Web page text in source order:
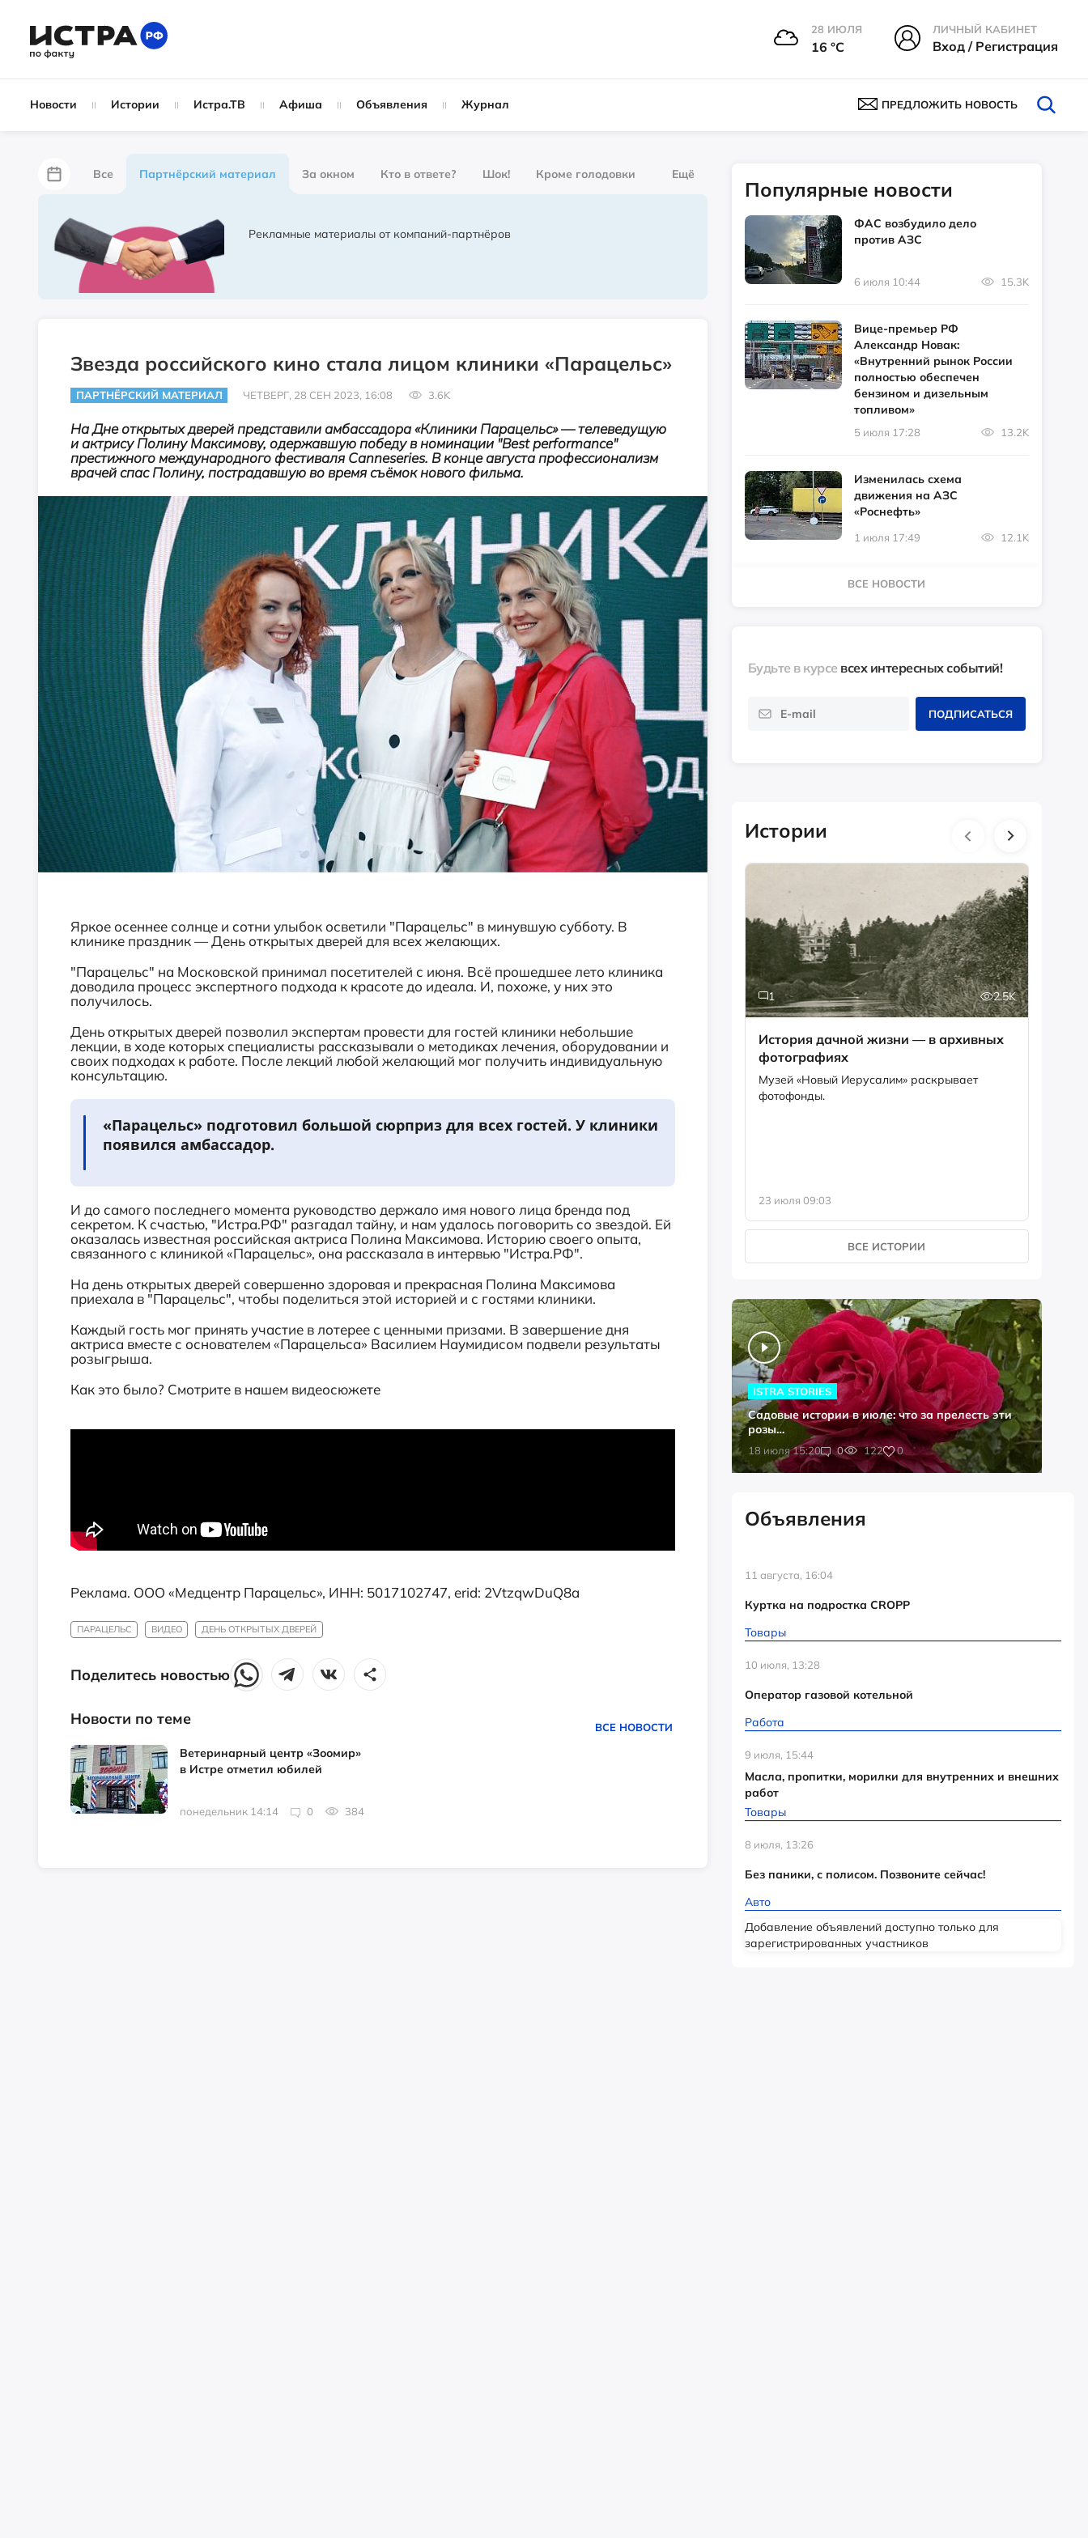
28 ИЮЛЯ
16 °С
ЛИЧНЫЙ КАБИНЕТ
Вход / Регистрация
Новости Истории Истра.ТВ Афиша Объявления Журнал ПРЕДЛОЖИТЬ НОВОСТЬ
Все Партнёрский материал За окном Кто в ответе? Шок! Кроме голодовки
Народные новости Слухи
Ещё
Рекламные материалы от компаний-партнёров
Звезда российского кино стала лицом клиники «Парацельс»
ПАРТНЁРСКИЙ МАТЕРИАЛ ЧЕТВЕРГ, 28 СЕН 2023, 16:08 3.6K
На Дне открытых дверей представили амбассадора «Клиники Парацельс» — телеведущую
и актрису Полину Максимову, одержавшую победу в номинации "Best performance"
престижного международного фестиваля Canneseries. В конце августа профессионализм
врачей спас Полину, пострадавшую во время съёмок нового фильма.
Яркое осеннее солнце и сотни улыбок осветили "Парацельс" в минувшую субботу. В
клинике праздник — День открытых дверей для всех желающих.
"Парацельс" на Московской принимал посетителей с июня. Всё прошедшее лето клиника
доводила процесс экспертного подхода к красоте до идеала. И, похоже, у них это
получилось.
День открытых дверей позволил экспертам провести для гостей клиники небольшие
лекции, в ходе которых специалисты рассказывали о методиках лечения, оборудовании и
своих подходах к работе. После лекций любой желающий мог получить индивидуальную
консультацию.
«Парацельс» подготовил большой сюрприз для всех гостей. У клиники
появился амбассадор.
И до самого последнего момента руководство держало имя нового лица бренда под
секретом. К счастью, "Истра.РФ" разгадал тайну, и нам удалось поговорить со звездой. Ей
оказалась известная российская актриса Полина Максимова. Историю своего опыта,
связанного с клиникой «Парацельс», она рассказала в интервью "Истра.РФ".
На день открытых дверей совершенно здоровая и прекрасная Полина Максимова
приехала в "Парацельс", чтобы поделиться этой историей и с гостями клиники.
Каждый гость мог принять участие в лотерее с ценными призами. В завершение дня
актриса вместе с основателем «Парацельса» Василием Наумидисом подвели результаты
розыгрыша.
Как это было? Смотрите в нашем видеосюжете
Реклама. ООО «Медцентр Парацельс», ИНН: 5017102747, erid: 2VtzqwDuQ8a
ПАРАЦЕЛЬС ВИДЕО ДЕНЬ ОТКРЫТЫХ ДВЕРЕЙ
Поделитесь новостью
Новости по теме ВСЕ НОВОСТИ
Ветеринарный центр «Зоомир»
в Истре отметил юбилей
понедельник 14:14 0 384
Популярные новости
ФАС возбудило дело
против АЗС
6 июля 10:44 15.3K
Вице-премьер РФ
Александр Новак:
«Внутренний рынок России
полностью обеспечен
бензином и дизельным
топливом»
5 июля 17:28 13.2K
Изменилась схема
движения на АЗС
«Роснефть»
1 июля 17:49 12.1K
ВСЕ НОВОСТИ
Будьте в курсе всех интересных событий!
ПОДПИСАТЬСЯ
Истории
1 2.5K
История дачной жизни — в архивных
фотографиях
Музей «Новый Иерусалим» раскрывает
фотофонды.
23 июля 09:03
ВСЕ ИСТОРИИ
18 июля 15:20 0 122 0
ISTRA STORIES
Садовые истории в июле: что за прелесть эти
розы…
Объявления
11 августа, 16:04
Куртка на подростка CROPP
Товары
10 июля, 13:28
Оператор газовой котельной
Работа
9 июля, 15:44
Масла, пропитки, морилки для внутренних и внешних
работ
Товары
8 июля, 13:26
Без паники, с полисом. Позвоните сейчас!
Авто
Добавление объявлений доступно только для
зарегистрированных участников